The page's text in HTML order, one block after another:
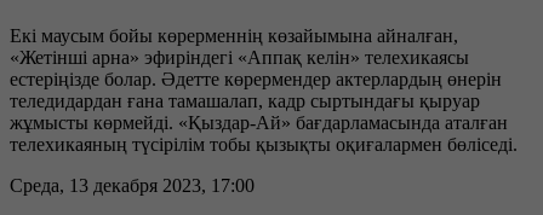
Екі маусым бойы көрерменнің көзайымына айналған,
«Жетінші арна» эфиріндегі «Аппақ келін» телехикаясы
естеріңізде болар. Әдетте көрермендер актерлардың өнерін
теледидардан ғана тамашалап, кадр сыртындағы қыруар
жұмысты көрмейді. «Қыздар-Ай» бағдарламасында аталған
телехикаяның түсірілім тобы қызықты оқиғалармен бөліседі.
Среда, 13 декабря 2023, 17:00